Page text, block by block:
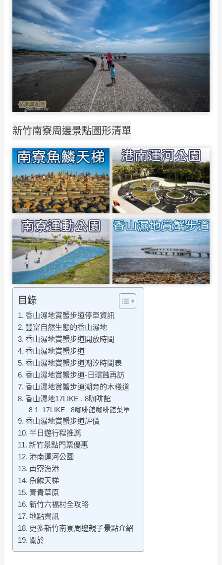
新竹南寮周邊景點圖形清單
目錄
香山濕地賞蟹步道停車資訊
豐富自然生態的香山濕地
香山濕地賞蟹步道開放時間
香山濕地賞蟹步道
香山濕地賞蟹步道潮汐時間表
香山濕地賞蟹步道-日環蝕再訪
香山濕地賞蟹步道潮旁的木棧道
香山濕地17LIKE . 8咖啡館
17LIKE . 8咖啡館咖啡館菜單
香山濕地賞蟹步道評價
半日遊行程推薦
新竹景點門票優惠
港南運河公園
南寮漁港
魚鱗天梯
青青草原
新竹六福村全攻略
地點資訊
更多新竹南寮周邊親子景點介紹
關於